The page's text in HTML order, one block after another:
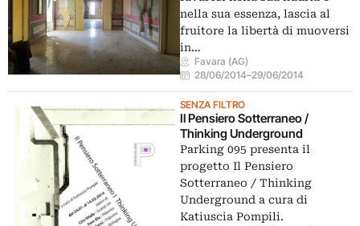
nella sua essenza, lascia al
fruitore la libertà di muoversi
in…
Favara (AG)
28/06/2014–29/06/2014
SENZA FILTRO
Il Pensiero Sotterraneo /
Thinking Underground
Parking 095 presenta il
progetto Il Pensiero
Sotterraneo / Thinking
Underground a cura di
Katiuscia Pompili.